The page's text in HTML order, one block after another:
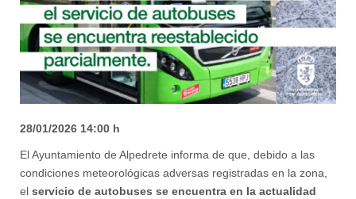
28/01/2026 14:00 h
El Ayuntamiento de Alpedrete informa de que, debido a las
condiciones meteorológicas adversas registradas en la zona,
el servicio de autobuses se encuentra en la actualidad